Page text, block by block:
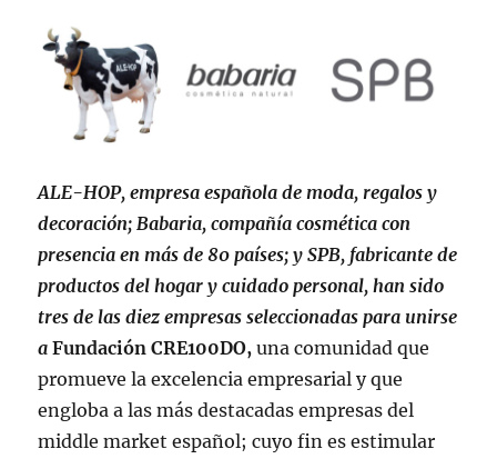
ALE-HOP, empresa española de moda, regalos y
decoración; Babaria, compañía cosmética con
presencia en más de 80países; y SPB, fabricante de
productos del hogar y cuidado personal, han sido
tres de las diez empresas seleccionadas para unirse
a Fundación CRE100DO, una comunidad que
promueve la excelencia empresarial y que
engloba a las más destacadas empresas del
middle market español; cuyo fin es estimular